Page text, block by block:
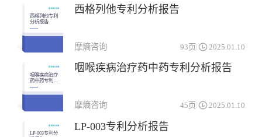
投融资
立项评估
技术平台研究
心血管系统药物
感觉系统药物
免疫机能调节药物
杂类
生殖泌尿系统和性激素类药物
神经系统药物
系统用抗感染药物
血液和造血系统药物
西格列他专利
分析报告
西格列他专利分析报告
摩熵咨询 93页 2025.01.10
咽喉疾病治疗
药中药专利分
析报告
咽喉疾病治疗药中药专利分析报告
摩熵咨询 45页 2025.01.10
LP-003专利分
LP-003专利分析报告